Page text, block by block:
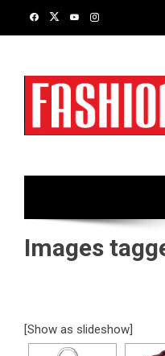
Images
[Show as slideshow]